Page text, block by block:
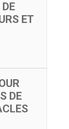
ET
DE